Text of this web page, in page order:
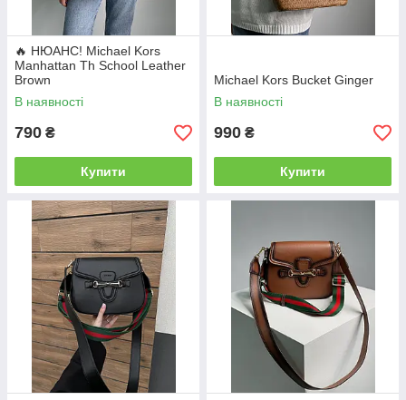
🔥 НЮАНС! Michael Kors
Manhattan Th School Leather
Brown
В наявності
790 ₴
Купити
Michael Kors Bucket Ginger
В наявності
990 ₴
Купити